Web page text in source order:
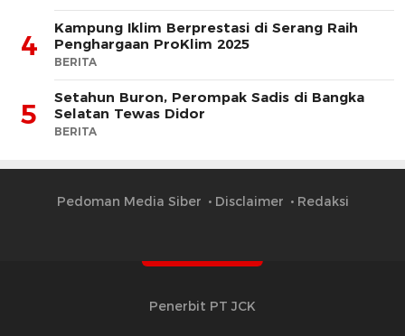
4
Kampung Iklim Berprestasi di Serang Raih
Penghargaan ProKlim 2025
BERITA
5
Setahun Buron, Perompak Sadis di Bangka
Selatan Tewas Didor
BERITA
Pedoman Media Siber Disclaimer Redaksi
Penerbit PT JCK